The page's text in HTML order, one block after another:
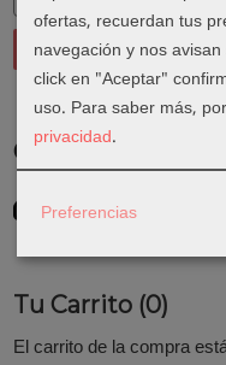
Costes de Envío
Consultar Destinos
Tu Carrito (0)
El carrito de la compra
ofertas, recuerdan tus
navegación y nos
click en "Aceptar"
uso. Para saber más,
privacidad.
Preferencias